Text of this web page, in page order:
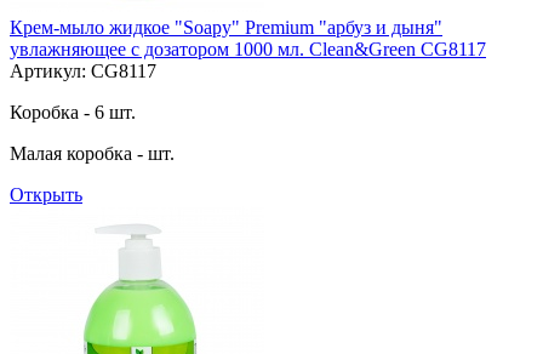
Крем-мыло жидкое "Soapy" Premium "арбуз и дыня"
увлажняющее с дозатором 1000 мл. Clean&Green CG8117
Артикул: CG8117
Коробка - 6 шт.
Малая коробка - шт.
Открыть